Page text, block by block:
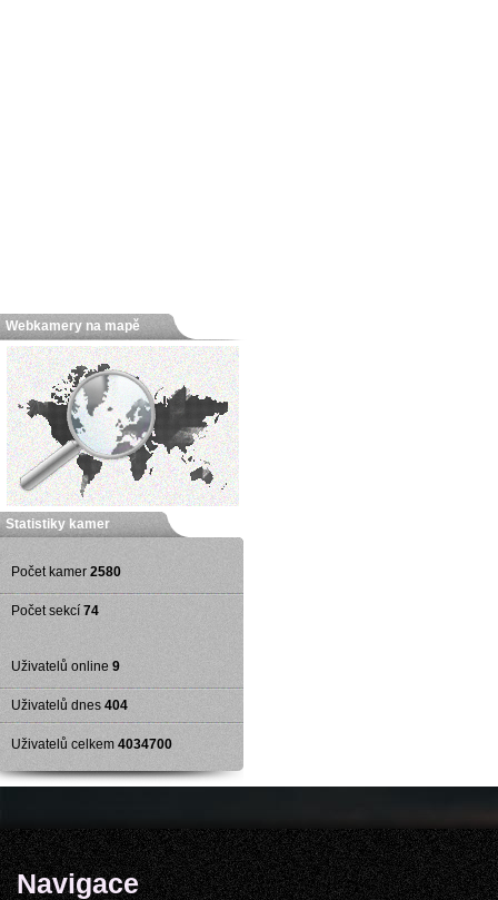
Webkamery na mapě
Statistiky kamer
Počet kamer 2580
Počet sekcí 74
Uživatelů online 9
Uživatelů dnes 404
Uživatelů celkem 4034700
Navigace